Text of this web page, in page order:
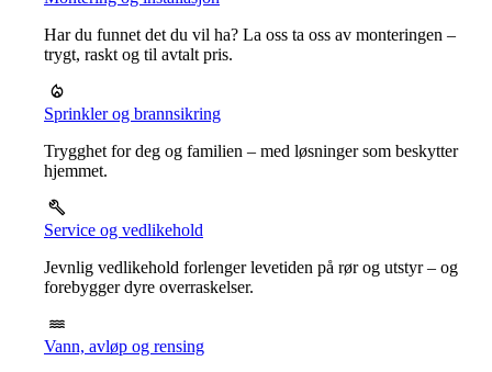
Har du funnet det du vil ha? La oss ta oss av monteringen –
trygt, raskt og til avtalt pris.
Sprinkler og brannsikring
Trygghet for deg og familien – med løsninger som beskytter
hjemmet.
Service og vedlikehold
Jevnlig vedlikehold forlenger levetiden på rør og utstyr – og
forebygger dyre overraskelser.
Vann, avløp og rensing